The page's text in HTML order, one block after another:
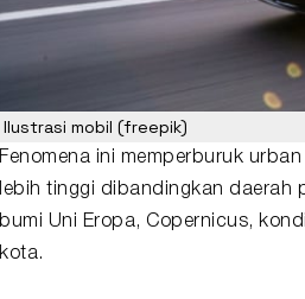
Ilustrasi mobil (freepik)
Fenomena ini memperburuk
lebih tinggi dibandingkan daerah
bumi Uni Eropa, Copernicus,
kota.